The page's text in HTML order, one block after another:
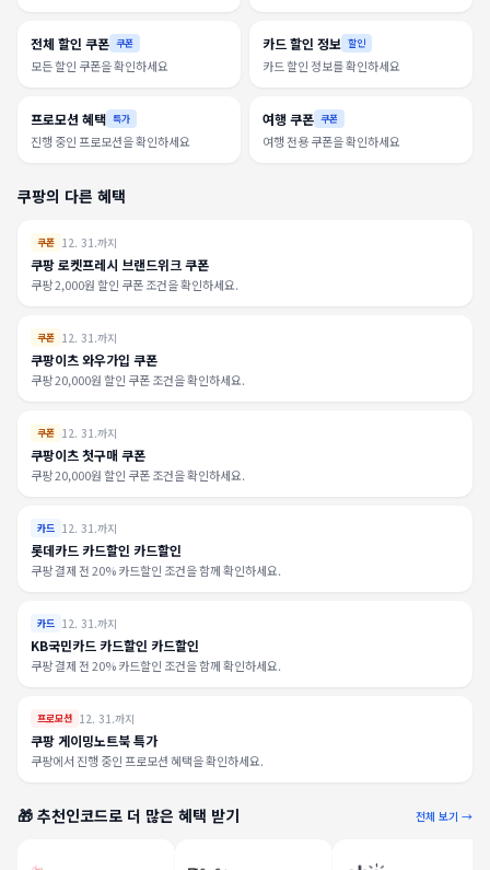
전체 할인 쿠폰 쿠폰
모든 할인 쿠폰을 확인하세요
카드 할인 정보 할인
카드 할인 정보를 확인하세요
프로모션 혜택 특가
진행 중인 프로모션을 확인하세요
여행 쿠폰 쿠폰
여행 전용 쿠폰을 확인하세요
쿠팡의 다른 혜택
쿠폰 12. 31.까지
쿠팡 로켓프레시 브랜드위크 쿠폰
쿠팡 2,000원 할인 쿠폰 조건을 확인하세요.
쿠폰 12. 31.까지
쿠팡이츠 와우가입 쿠폰
쿠팡 20,000원 할인 쿠폰 조건을 확인하세요.
쿠폰 12. 31.까지
쿠팡이츠 첫구매 쿠폰
쿠팡 20,000원 할인 쿠폰 조건을 확인하세요.
카드 12. 31.까지
롯데카드 카드할인 카드할인
쿠팡 결제 전 20% 카드할인 조건을 함께 확인하세요.
카드 12. 31.까지
KB국민카드 카드할인 카드할인
쿠팡 결제 전 20% 카드할인 조건을 함께 확인하세요.
프로모션 12. 31.까지
쿠팡 게이밍노트북 특가
쿠팡에서 진행 중인 프로모션 혜택을 확인하세요.
🎁 추천인코드로 더 많은 혜택 받기 전체 보기 →